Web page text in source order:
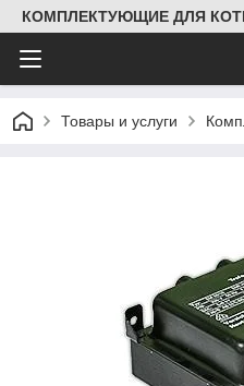
КОМПЛЕКТУЮЩИЕ ДЛЯ
Товары и услуги